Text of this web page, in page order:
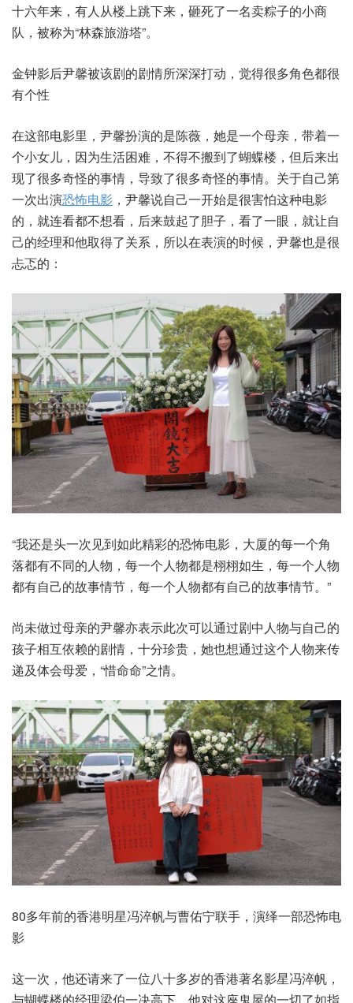
十六年来，有人从楼上跳下来，砸死了一名卖粽子的小商
队，被称为“林森旅游塔”。
金钟影后尹馨被该剧的剧情所深深打动，觉得很多角色都很
有个性
在这部电影里，尹馨扮演的是陈薇，她是一个母亲，带着一
个小女儿，因为生活困难，不得不搬到了蝴蝶楼，但后来出
现了很多奇怪的事情，导致了很多奇怪的事情。关于自己第
一次出演恐怖电影 ，尹馨说自己一开始是很害怕这种电影
的，就连看都不想看，后来鼓起了胆子，看了一眼，就让自
己的经理和他取得了关系，所以在表演的时候，尹馨也是很
忐忑的：
“我还是头一次见到如此精彩的恐怖电影，大厦的每一个角
落都有不同的人物，每一个人物都是栩栩如生，每一个人物
都有自己的故事情节，每一个人物都有自己的故事情节。”
尚未做过母亲的尹馨亦表示此次可以通过剧中人物与自己的
孩子相互依赖的剧情，十分珍贵，她也想通过这个人物来传
递及体会母爱，“惜命命”之情。
80多年前的香港明星冯淬帆与曹佑宁联手，演绎一部恐怖电
影
这一次，他还请来了一位八十多岁的香港著名影星冯淬帆，
与蝴蝶楼的经理梁伯一决高下，他对这座鬼屋的一切了如指